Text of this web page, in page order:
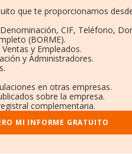
que te proporcionamos
CIF, Teléfono,
(BORME).
y Empleados.
y Administradores.
en otras empresas.
sobre la empresa.
complementaria.
MI INFORME GRATUITO